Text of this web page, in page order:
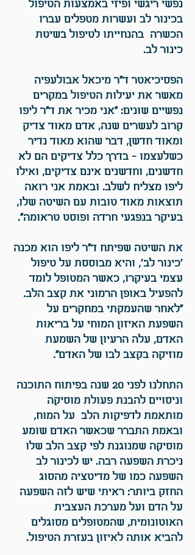
נפשי ריגשי ופיזי באמצעות הטיפול
בכינור לב ועשרות מטפלים עברו
הכשרה בהנחייתו לטיפול בשיטת
כינור לב.
הפסיכיאטר ד"ר מיכאל אבולעפיה
מאשר את יעילות הטיפול במקרים
נפשיים שונים:"אני מכיר את ד"ר ליפו
קרוב לעשרים שנה, אדם מאוד צדיק
ומאוד חדשן, דבר שהוא מאוד נדיר
כשלעצמו - בדרך כלל צדיקים הם לא
חדשנים, וחדשנים אינם צדיקים, ואילו
ליפו מצליח לשלב. ובאמת אני רואה
תוצאות מאוד טובות עם השיטה שלו,
בעיקר בנפגעי חרדה ופוסט טראומה".
את השיטה שפיתח ד"ר ליפו הוא מכנה
'כינור לב', והיא מבוססת על טיפול
עצמי בעיקרו, כאשר המטופל לומד
להפעיל באופן הרמוני את קצב הלב.
"לאחר שהעמקתי במחקרים על
השפעת האיזון המוחי על בריאות
האדם, עלה הרעיון של השמעת
מוזיקה בקצב לבו של האדם".
התחלנו לפני 20 שנה בפיתוח התוכנה
וניסויים להבנת פעולת מוסיקה
מותאמת לדפיקות הלב על המוח,
ובאמת התברר שכאשר האדם שומע
מוסיקה שמנוגנת לפי קצב הלב שלו
ניכרת השפעה רבה. יש לכינור לב
השפעה כמו של מדיטציה מהסוג
החזק ביותר: ראיתי שיש לזה השפעה
על הדם ועל מערכת העצבית
האוטונומית, שהמטופלים מסוגלים
להביא אותה לאיזון בעזרת הטיפול.